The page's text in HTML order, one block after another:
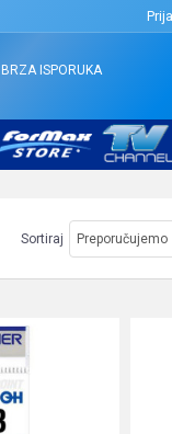
BRZA ISPORUKA
Sortiraj